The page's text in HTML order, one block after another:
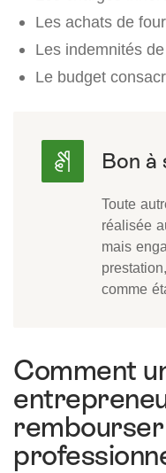
Les achats de
Les indemnités
Le budget
Toute
réalisée
mais
comme
Comment